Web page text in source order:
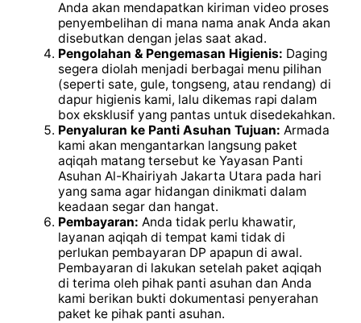
Anda akan mendapatkan kiriman video proses
penyembelihan di mana nama anak Anda akan
disebutkan dengan jelas saat akad.
Pengolahan & Pengemasan Higienis: Daging
segera diolah menjadi berbagai menu pilihan
(seperti sate, gule, tongseng, atau rendang) di
dapur higienis kami, lalu dikemas rapi dalam
box eksklusif yang pantas untuk disedekahkan.
Penyaluran ke Panti Asuhan Tujuan: Armada
kami akan mengantarkan langsung paket
aqiqah matang tersebut ke Yayasan Panti
Asuhan Al-Khairiyah Jakarta Utara pada hari
yang sama agar hidangan dinikmati dalam
keadaan segar dan hangat.
Pembayaran: Anda tidak perlu khawatir,
layanan aqiqah di tempat kami tidak di
perlukan pembayaran DP apapun di awal.
Pembayaran di lakukan setelah paket aqiqah
di terima oleh pihak panti asuhan dan Anda
kami berikan bukti dokumentasi penyerahan
paket ke pihak panti asuhan.